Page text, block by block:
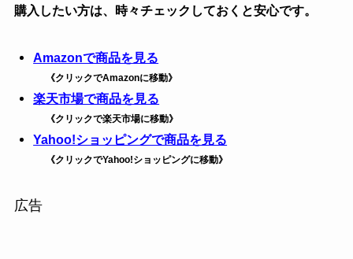
購入したい方は、時々チェックしておくと安心です。
Amazonで商品を見る
《クリックでAmazonに移動》
楽天市場で商品を見る
《クリックで楽天市場に移動》
Yahoo!ショッピングで商品を見る
《クリックでYahoo!ショッピングに移動》
広告